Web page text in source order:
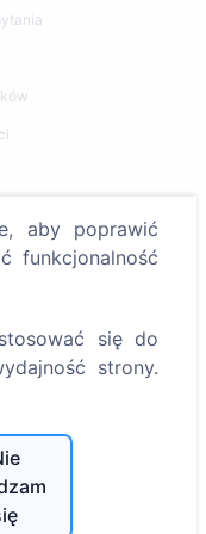
aby poprawić
funkcjonalność
się do
strony.